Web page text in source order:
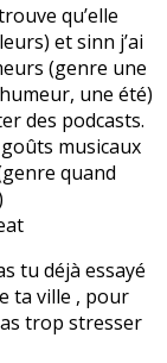
qu’elle
et sinn j’ai
(genre une
une été)
des podcasts.
musicaux
quand
tu déjà essayé
ta ville , pour
trop stresser